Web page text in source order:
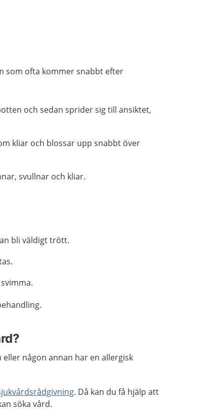
som ofta kommer snabbt efter
och sedan sprider sig till ansiktet,
kliar och blossar upp snabbt över
svullnar och kliar.
bli väldigt trött.
någon annan har en allergisk
. Då kan du få hjälp att
söka vård.